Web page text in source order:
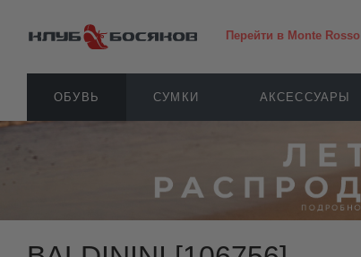
Перейти в Monte Rosso
ОБУВЬ СУМКИ АКСЕССУАРЫ